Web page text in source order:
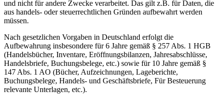
und nicht für andere Zwecke verarbeitet. Das gilt z.B. für Daten, die
aus handels- oder steuerrechtlichen Gründen aufbewahrt werden
müssen.
Nach gesetzlichen Vorgaben in Deutschland erfolgt die
Aufbewahrung insbesondere für 6 Jahre gemäß § 257 Abs. 1 HGB
(Handelsbücher, Inventare, Eröffnungsbilanzen, Jahresabschlüsse,
Handelsbriefe, Buchungsbelege, etc.) sowie für 10 Jahre gemäß §
147 Abs. 1 AO (Bücher, Aufzeichnungen, Lageberichte,
Buchungsbelege, Handels- und Geschäftsbriefe, Für Besteuerung
relevante Unterlagen, etc.).